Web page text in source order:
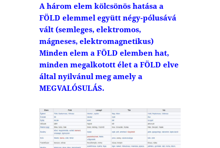
A három elem kölcsönös hatása a
FÖLD elemmel együtt négy-pólusává
vált (semleges, elektromos,
mágneses, elektromagnetikus)
Minden elem a FÖLD elemben hat,
minden megalkotott élet a FÖLD elve
által nyilvánul meg amely a
MEGVALÓSULÁS.